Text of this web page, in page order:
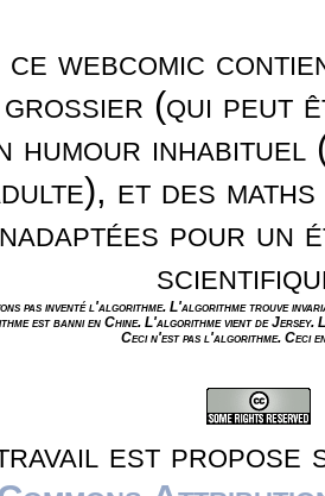
webcomic
(qui peut
humour inhabituel
et des maths
pour un
pas inventé l'algorithme. L'algorithme trouve
est banni en Chine. L'algorithme vient de Jersey.
Ceci n'est pas l'algorithme. Ceci
est propose